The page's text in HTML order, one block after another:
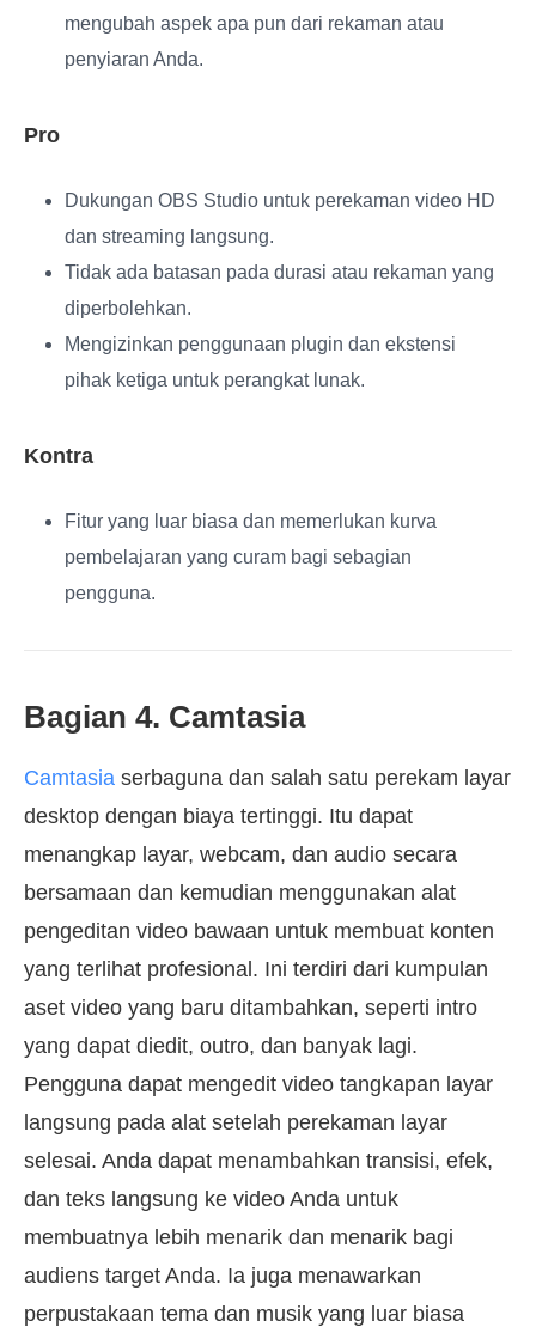
mengubah aspek apa pun dari rekaman atau
penyiaran Anda.
Pro
Dukungan OBS Studio untuk perekaman video HD
dan streaming langsung.
Tidak ada batasan pada durasi atau rekaman yang
diperbolehkan.
Mengizinkan penggunaan plugin dan ekstensi
pihak ketiga untuk perangkat lunak.
Kontra
Fitur yang luar biasa dan memerlukan kurva
pembelajaran yang curam bagi sebagian
pengguna.
Bagian 4. Camtasia
Camtasia serbaguna dan salah satu perekam layar
desktop dengan biaya tertinggi. Itu dapat
menangkap layar, webcam, dan audio secara
bersamaan dan kemudian menggunakan alat
pengeditan video bawaan untuk membuat konten
yang terlihat profesional. Ini terdiri dari kumpulan
aset video yang baru ditambahkan, seperti intro
yang dapat diedit, outro, dan banyak lagi.
Pengguna dapat mengedit video tangkapan layar
langsung pada alat setelah perekaman layar
selesai. Anda dapat menambahkan transisi, efek,
dan teks langsung ke video Anda untuk
membuatnya lebih menarik dan menarik bagi
audiens target Anda. Ia juga menawarkan
perpustakaan tema dan musik yang luar biasa